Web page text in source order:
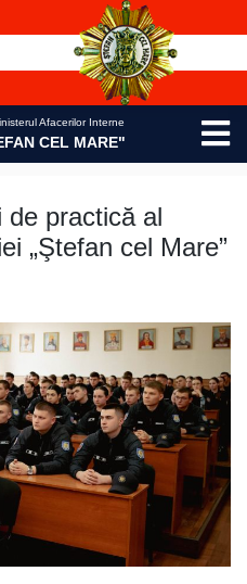
Afacerilor Interne
CEL MARE"
de practică al
„Ştefan cel Mare”